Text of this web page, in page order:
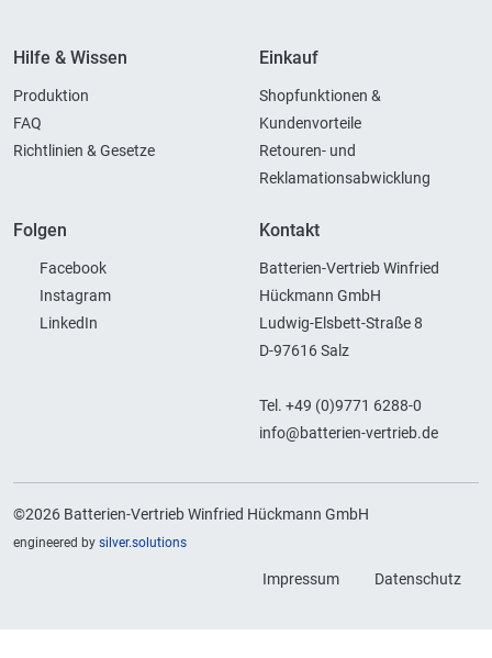
Hilfe & Wissen
Produktion
FAQ
Richtlinien & Gesetze
Einkauf
Shopfunktionen &
Kundenvorteile
Retouren- und
Reklamationsabwicklung
Folgen
Facebook
Instagram
LinkedIn
Kontakt
Batterien-Vertrieb Winfried
Hückmann GmbH
Ludwig-Elsbett-Straße 8
D-97616 Salz
Tel. +49 (0)9771 6288-0
info@batterien-vertrieb.de
©2026 Batterien-Vertrieb Winfried Hückmann GmbH
engineered by silver.solutions
Impressum Datenschutz